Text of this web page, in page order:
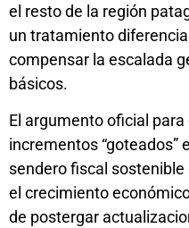
el resto de la región
un tratamiento
compensar la escalada
básicos.
El argumento oficial
incrementos “goteados”
sendero fiscal
el crecimiento
de postergar